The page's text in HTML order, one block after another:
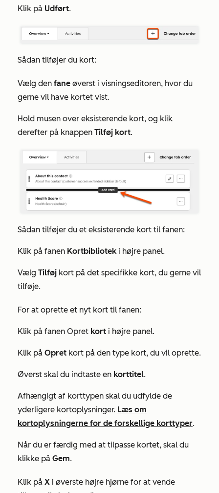
Klik på Udført.
Sådan tilføjer du kort:
Vælg den fane øverst i visningseditoren, hvor du
gerne vil have kortet vist.
Hold musen over eksisterende kort, og klik
derefter på knappen Tilføj kort.
Sådan tilføjer du et eksisterende kort til fanen:
Klik på fanen Kortbiblioteki højre panel.
Vælg Tilføj kort på det specifikke kort, du gerne vil
tilføje.
For at oprette et nyt kort til fanen:
Klik på fanen Opret kort i højre panel.
Klik på Opret kort på den type kort, du vil oprette.
Øverst skal du indtaste en korttitel.
Afhængigt af korttypen skal du udfylde de
yderligere kortoplysninger. Læs om
kortoplysningerne for de forskellige korttyper.
Når du er færdig med at tilpasse kortet, skal du
klikke på Gem.
Klik på X i øverste højre hjørne for at vende